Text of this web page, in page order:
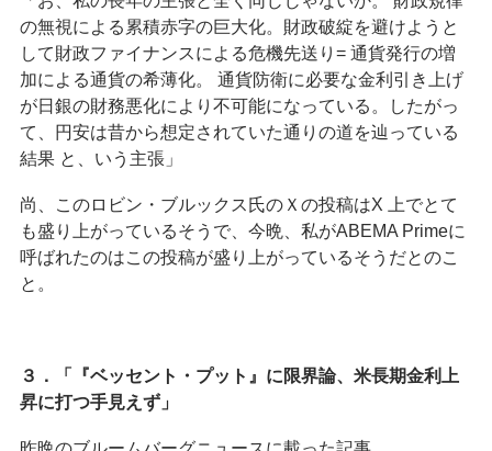
の無視による累積赤字の巨大化。財政破綻を避けようと
して財政ファイナンスによる危機先送り= 通貨発行の増
加による通貨の希薄化。 通貨防衛に必要な金利引き上げ
が日銀の財務悪化により不可能になっている。したがっ
て、円安は昔から想定されていた通りの道を辿っている
結果 と、いう主張」
尚、このロビン・ブルックス氏のＸの投稿はX 上でとて
も盛り上がっているそうで、今晩、私がABEMA Primeに
呼ばれたのはこの投稿が盛り上がっているそうだとのこ
と。
３．「『ベッセント・プット』に限界論、米長期金利上
昇に打つ手見えず」